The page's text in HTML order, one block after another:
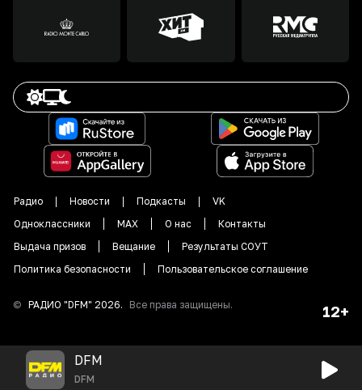
Радио Новости Подкасты
VK
Одноклассники
MAX О нас
Контакты
Выдача призов
Вещание
Результаты СОУТ
Политика безопасности
Пользовательское соглашение
© РАДИО "DFM" 2026. Все права защищены. 12+
DFM
DFM